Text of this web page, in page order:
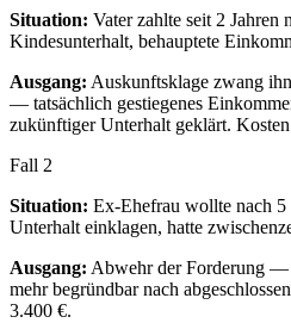
Situation: Vater zahlte seit 2 Jahren
Kindesunterhalt, behauptete
Ausgang: Auskunftsklage zwang
— tatsächlich gestiegenes
zukünftiger Unterhalt geklärt.
Fall 2
Situation: Ex-Ehefrau wollte nach 5
Unterhalt einklagen, hatte
Ausgang: Abwehr der Forderung —
mehr begründbar nach
3.400 €.